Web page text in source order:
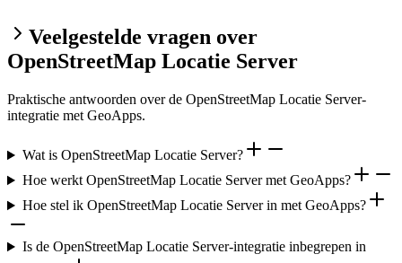
Veelgestelde vragen over
OpenStreetMap Locatie Server
Praktische antwoorden over de OpenStreetMap Locatie Server-
integratie met GeoApps.
Wat is OpenStreetMap Locatie Server?
Hoe werkt OpenStreetMap Locatie Server met GeoApps?
Hoe stel ik OpenStreetMap Locatie Server in met GeoApps?
Is de OpenStreetMap Locatie Server-integratie inbegrepen in